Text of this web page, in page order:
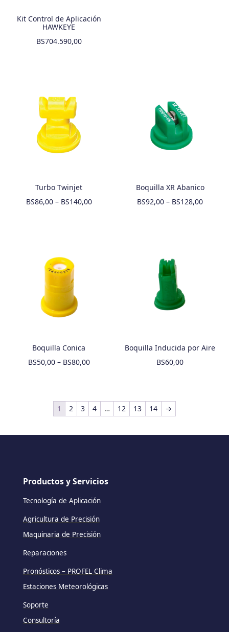
Kit Control de Aplicación
HAWKEYE
BS704.590,00
Turbo Twinjet
BS86,00– BS140,00
Boquilla XR Abanico
BS92,00 – BS128,00
Boquilla Conica
BS50,00– BS80,00
Boquilla Inducida por Aire
BS60,00
1 2 3 4 … 12 13 14 →
Productos y Servicios
Tecnología de Aplicación
Agricultura de Precisión
Maquinaria de Precisión
Reparaciones
Pronósticos – PROFEL Clima
Estaciones Meteorológicas
Soporte
Consultoría